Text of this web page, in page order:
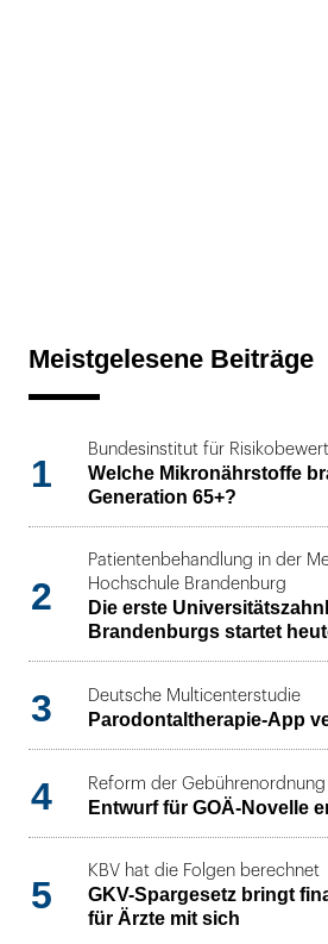
Meistgelesene Beiträge
1
Bundesinstitut für
Welche Mikronährstoffe
Generation 65+?
2
Patientenbehandlung in der
Hochschule Brandenburg
Die erste
Brandenburgs startet
3 Deutsche Multicenterstudie
Parodontaltherapie-App
4 Reform der
Entwurf für GOÄ-Novelle
5
KBV hat die Folgen berechnet
GKV-Spargesetz bringt
für Ärzte mit sich